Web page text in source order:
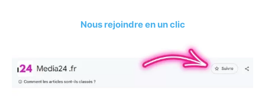
Nous rejoindre en un clic